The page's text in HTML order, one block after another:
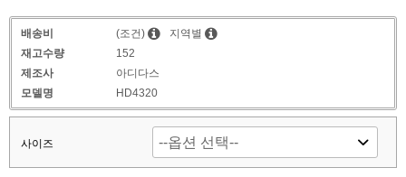
배송비 (조건)
지역별
재고수량
152
제조사
아디다스
모델명
HD4320
사이즈